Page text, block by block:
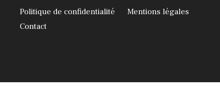
Politique de confidentialité
Mentions légales
Contact